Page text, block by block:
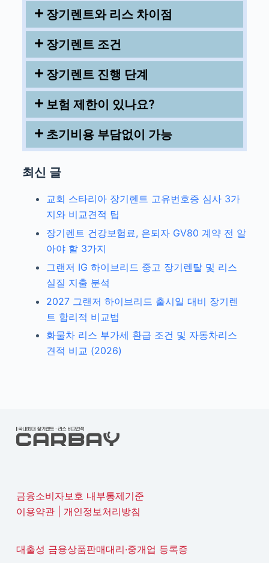
장기렌트와 리스 차이점
장기렌트 조건
장기렌트 진행 단계
보험 제한이 있나요?
초기비용 부담없이 가능
최신 글
교회 스타리아 장기렌트 고유번호증 심사 3가
지와 비교견적 팁
장기렌트 건강보험료, 은퇴자 GV80 계약 전 알
아야 할 3가지
그랜저 IG 하이브리드 중고 장기렌탈 및 리스
실질 지출 분석
2027 그랜저 하이브리드 출시일 대비 장기렌
트 합리적 비교법
화물차 리스 부가세 환급 조건 및 자동차리스
견적 비교 (2026)
금융소비자보호 내부통제기준
이용약관| 개인정보처리방침
대출성 금융상품판매대리·중개업 등록증